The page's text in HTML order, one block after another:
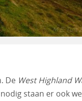
De West Highland
staan er ook